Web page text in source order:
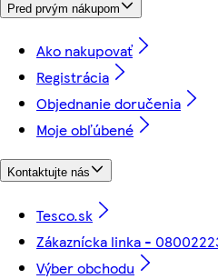
Pred prvým nákupom
Ako nakupovať
Registrácia
Objednanie doručenia
Moje obľúbené
Kontaktujte nás
Tesco.sk
Zákaznícka linka -
Výber obchodu